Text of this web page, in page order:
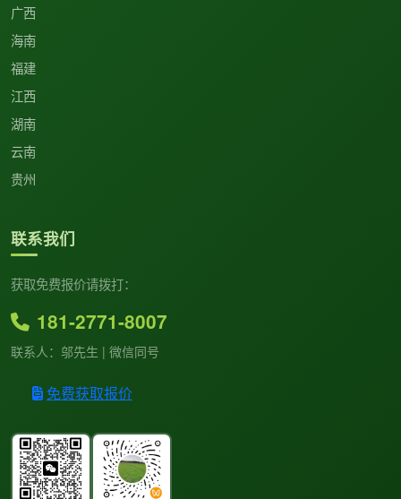
广西
海南
福建
江西
湖南
云南
贵州
联系我们
获取免费报价请拨打：
181-2771-8007
联系人：邬先生 | 微信同号
免费获取报价